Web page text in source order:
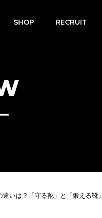
SHOP RECRUIT
違いは？「守る靴」と「鍛える靴